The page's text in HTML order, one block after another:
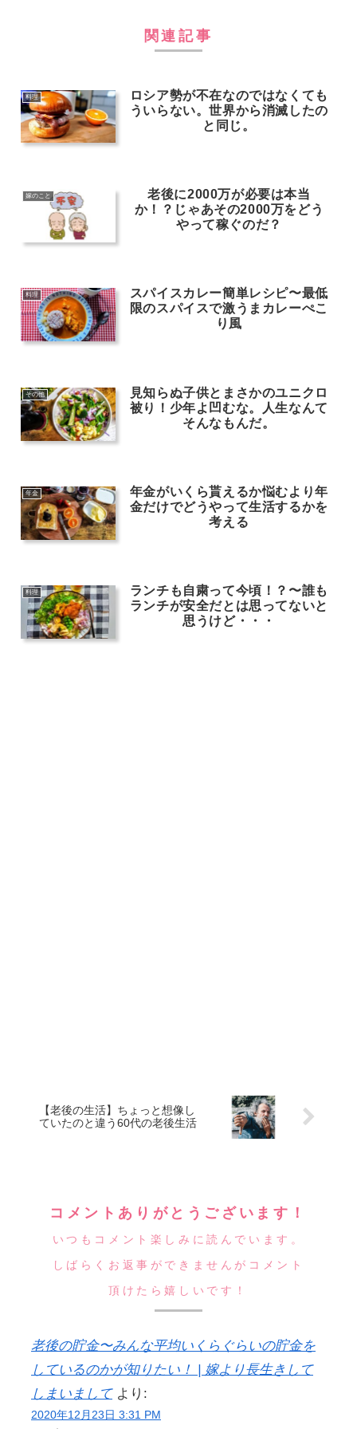
関連記事
料理
ロシア勢が不在なのではなくても
ういらない。世界から消滅したの
と同じ。
嫁のこと
老後に2000万が必要は本当
か！？じゃあその2000万をどう
やって稼ぐのだ？
料理
スパイスカレー簡単レシピ〜最低
限のスパイスで激うまカレーぺこ
り風
その他
見知らぬ子供とまさかのユニクロ
被り！少年よ凹むな。人生なんて
そんなもんだ。
年金
年金がいくら貰えるか悩むより年
金だけでどうやって生活するかを
考える
料理
ランチも自粛って今頃！？〜誰も
ランチが安全だとは思ってないと
思うけど・・・
【老後の生活】ちょっと想像し
ていたのと違う60代の老後生活
コメントありがとうございます！
いつもコメント楽しみに読んでいます。
しばらくお返事ができませんがコメント
頂けたら嬉しいです！
老後の貯金〜みんな平均いくらぐらいの貯金を
しているのかが知りたい！ | 嫁より長生きして
しまいまして より:
2020年12月23日 3:31 PM